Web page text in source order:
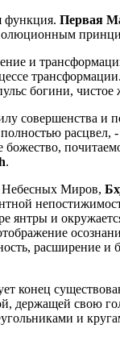
функция. Первая
и
богини,
совершенства
божество,
.
Небесных Миров,
янтры и
расширение и
конец
держащей свою
и